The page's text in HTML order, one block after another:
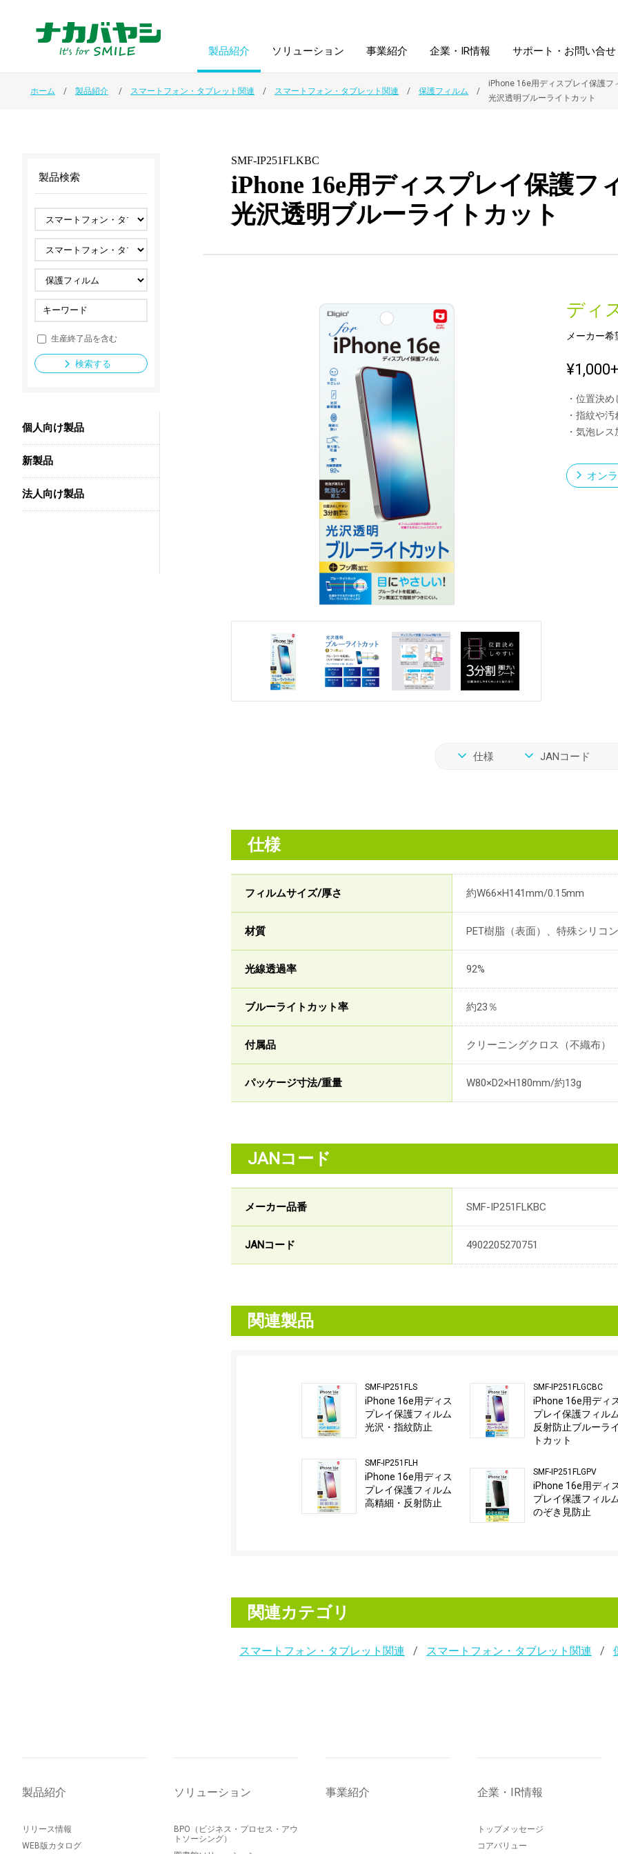
製品紹介
ノート・紙製品
ファイル・
ホルダー用品
スマートフォン・
タブレット関連
ゲーム関連 デジタルカメラ関連
セキュリティ用品
法人向け製品 新製品一覧
ソリューション
オーダー手帳・ノベルティ制作 学校ソリューション
ドキュメントスキャニングサービス 総務＋クリエイティブ
導入事例
事業紹介 企業・IR情報
IR情報 沿革
サステナビリティ 採用情報
サポート・お問い合せ
ホーム 製品紹介 スマートフォン・タブレット関連 スマートフォン・タブレット関連 保護フィルム
iPhone 16e用ディスプレイ保護フ
光沢透明ブルーライトカット
SMF-IP251FLKBC
iPhone 16e用ディスプレイ保護フ
光沢透明ブルーライトカット
ディ
メーカー
¥1,000
・位置決
・指紋や
・気泡レス
オン
仕様 JANコード
仕様
フィルムサイズ/厚さ 約W66×H141mm/0.15mm
材質 PET樹脂（表面）、特殊シリコ
光線透過率 92%
ブルーライトカット率 約23％
付属品 クリーニングクロス（不織布）
パッケージ寸法/重量 W80×D2×H180mm/約13g
JANコード
メーカー品番 SMF-IP251FLKBC
JANコード 4902205270751
関連製品
SMF-IP251FLS
iPhone 16e用ディス
プレイ保護フィルム
光沢・指紋防止
SMF-IP251FLH
iPhone 16e用ディス
プレイ保護フィルム
高精細・反射防止
SMF-IP251FLGCBC
iPhone 16e用ディ
プレイ保護フィル
反射防止ブルーラ
トカット
SMF-IP251FLGPV
iPhone 16e用ディ
プレイ保護フィル
のぞき見防止
関連カテゴリ
スマートフォン・タブレット関連 スマートフォン・タブレット関連
製品検索
生産終了品を含む
検索する
個人向け製品
新製品
法人向け製品
製品紹介
リリース情報
WEB版カタログ
ソリューション
BPO（ビジネス・プロセス・アウ
トソーシング）
事業紹介 企業・IR情報
トップメッセージ
コアバリュー